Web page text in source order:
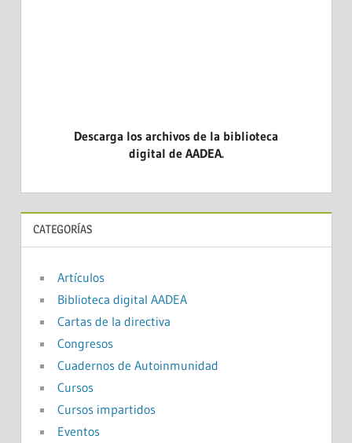
Descarga los archivos de la biblioteca
digital de AADEA.
CATEGORÍAS
Artículos
Biblioteca digital AADEA
Cartas de la directiva
Congresos
Cuadernos de Autoinmunidad
Cursos
Cursos impartidos
Eventos